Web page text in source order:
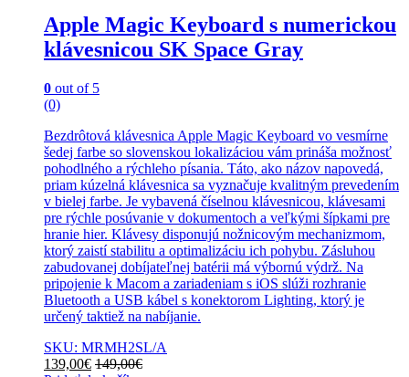
Apple Magic Keyboard s numerickou
klávesnicou SK Space Gray
0 out of 5
(0)
Bezdrôtová klávesnica Apple Magic Keyboard vo vesmírne
šedej farbe so slovenskou lokalizáciou vám prináša možnosť
pohodlného a rýchleho písania. Táto, ako názov napovedá,
priam kúzelná klávesnica sa vyznačuje kvalitným prevedením
v bielej farbe. Je vybavená číselnou klávesnicou, klávesami
pre rýchle posúvanie v dokumentoch a veľkými šípkami pre
hranie hier. Klávesy disponujú nožnicovým mechanizmom,
ktorý zaistí stabilitu a optimalizáciu ich pohybu. Zásluhou
zabudovanej dobíjateľnej batérii má výbornú výdrž. Na
pripojenie k Macom a zariadeniam s iOS slúži rozhranie
Bluetooth a USB kábel s konektorom Lighting, ktorý je
určený taktiež na nabíjanie.
SKU: MRMH2SL/A
139,00€ 149,00€